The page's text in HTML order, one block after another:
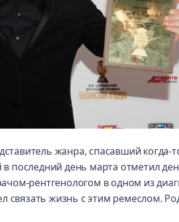
жанра, спасавший когда-
последний день марта отметил
рентгенологом в одном из
связать жизнь с этим ремеслом.